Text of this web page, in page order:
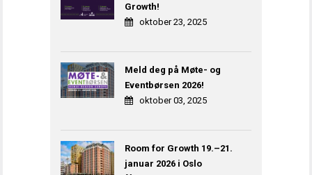
Growth!
oktober 23, 2025
Meld deg på Møte- og
Eventbørsen 2026!
oktober 03, 2025
Room for Growth 19.–21.
januar 2026 i Oslo